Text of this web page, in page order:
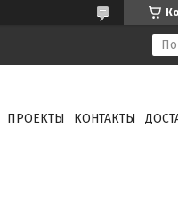
ПРОЕКТЫ КОНТАКТЫ